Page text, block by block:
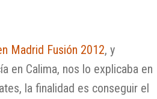
Madrid Fusión 2012, y
en Calima, nos lo explicaba en
la finalidad es conseguir el